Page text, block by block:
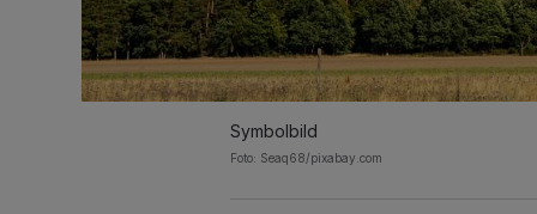
Symbolbild
Foto: Seaq68/pixabay.com